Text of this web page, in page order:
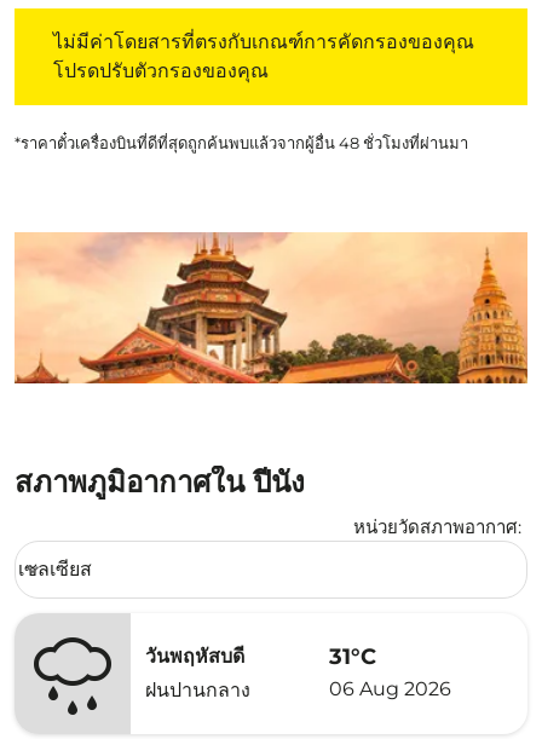
ไม่มีค่าโดยสารที่ตรงกับเกณฑ์การคัดกรองของคุณ
โปรดปรับตัวกรองของคุณ
*ราคาตั๋วเครื่องบินที่ดีที่สุดถูกค้นพบแล้วจากผู้อื่น 48 ชั่วโมงที่ผ่านมา
สภาพภูมิอากาศใน ปีนัง
หน่วยวัดสภาพอากาศ:
Weather unit option เซลเซียส Selected
เซลเซียส
keyboard_arrow_down
วันพฤหัสบดี
ฝนปานกลาง
31°C
06 Aug 2026